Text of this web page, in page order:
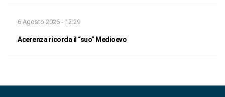
6 Agosto 2026 - 12:29
Acerenza ricorda il “suo” Medioevo